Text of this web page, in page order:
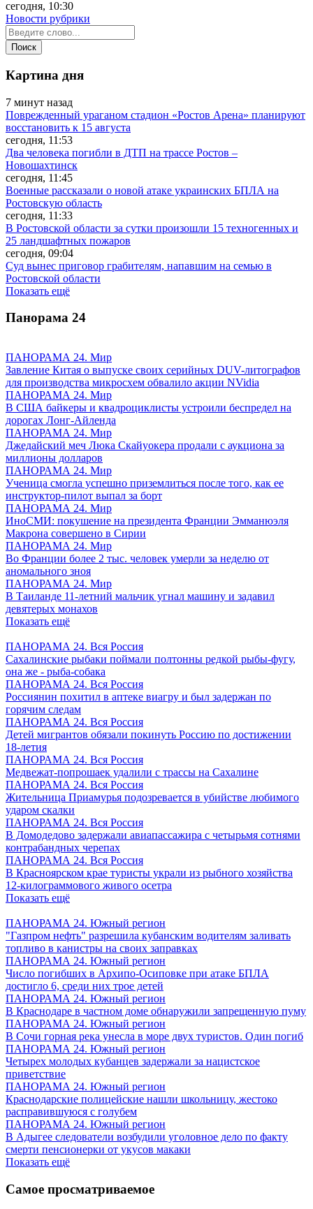
сегодня, 10:30
Новости рубрики
Картина дня
7 минут назад
Поврежденный ураганом стадион «Ростов Арена» планируют
восстановить к 15 августа
сегодня, 11:53
Два человека погибли в ДТП на трассе Ростов –
Новошахтинск
сегодня, 11:45
Военные рассказали о новой атаке украинских БПЛА на
Ростовскую область
сегодня, 11:33
В Ростовской области за сутки произошли 15 техногенных и
25 ландшафтных пожаров
сегодня, 09:04
Суд вынес приговор грабителям, напавшим на семью в
Ростовской области
Показать ещё
Панорама 24
ПАНОРАМА 24. Мир
Завление Китая о выпуске своих серийных DUV-литографов
для производства микросхем обвалило акции NVidia
ПАНОРАМА 24. Мир
В США байкеры и квадроциклисты устроили беспредел на
дорогах Лонг-Айленда
ПАНОРАМА 24. Мир
Джедайский меч Люка Скайуокера продали с аукциона за
миллионы долларов
ПАНОРАМА 24. Мир
Ученица смогла успешно приземлиться после того, как ее
инструктор-пилот выпал за борт
ПАНОРАМА 24. Мир
ИноСМИ: покушение на президента Франции Эмманюэля
Макрона совершено в Сирии
ПАНОРАМА 24. Мир
Во Франции более 2 тыс. человек умерли за неделю от
аномального зноя
ПАНОРАМА 24. Мир
В Таиланде 11-летний мальчик угнал машину и задавил
девятерых монахов
Показать ещё
ПАНОРАМА 24. Вся Россия
Сахалинские рыбаки поймали полтонны редкой рыбы-фугу,
она же - рыба-собака
ПАНОРАМА 24. Вся Россия
Россиянин похитил в аптеке виагру и был задержан по
горячим следам
ПАНОРАМА 24. Вся Россия
Детей мигрантов обязали покинуть Россию по достижении
18-летия
ПАНОРАМА 24. Вся Россия
Медвежат-попрошаек удалили с трассы на Сахалине
ПАНОРАМА 24. Вся Россия
Жительница Приамурья подозревается в убийстве любимого
ударом скалки
ПАНОРАМА 24. Вся Россия
В Домодедово задержали авиапассажира с четырьмя сотнями
контрабандных черепах
ПАНОРАМА 24. Вся Россия
В Красноярском крае туристы украли из рыбного хозяйства
12-килограммового живого осетра
Показать ещё
ПАНОРАМА 24. Южный регион
"Газпром нефть" разрешила кубанским водителям заливать
топливо в канистры на своих заправках
ПАНОРАМА 24. Южный регион
Число погибших в Архипо-Осиповке при атаке БПЛА
достигло 6, среди них трое детей
ПАНОРАМА 24. Южный регион
В Краснодаре в частном доме обнаружили запрещенную пуму
ПАНОРАМА 24. Южный регион
В Сочи горная река унесла в море двух туристов. Один погиб
ПАНОРАМА 24. Южный регион
Четырех молодых кубанцев задержали за нацистское
приветствие
ПАНОРАМА 24. Южный регион
Краснодарские полицейские нашли школьницу, жестоко
расправившуюся с голубем
ПАНОРАМА 24. Южный регион
В Адыгее следователи возбудили уголовное дело по факту
смерти пенсионерки от укусов макаки
Показать ещё
Самое просматриваемое